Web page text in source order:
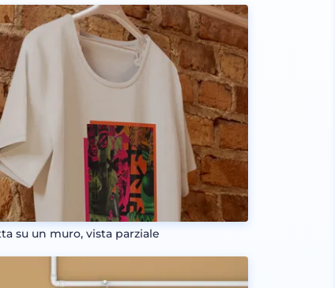
su un muro, vista parziale